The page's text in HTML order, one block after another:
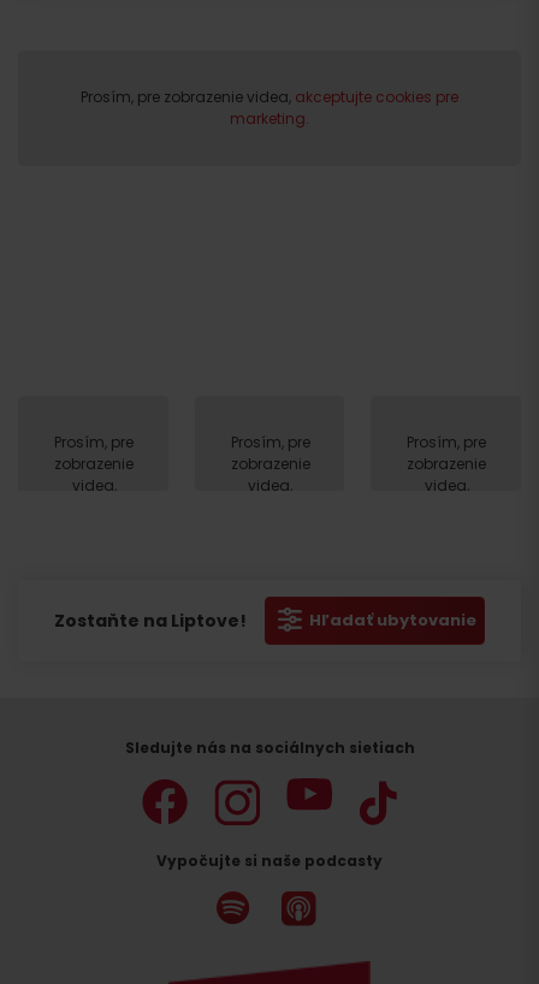
Prosím, pre zobrazenie videa, akceptujte cookies pre
marketing.
Prosím, pre
zobrazenie
videa,
Prosím, pre
zobrazenie
videa,
Prosím, pre
zobrazenie
videa,
Zostaňte na Liptove! Hľadať ubytovanie
Sledujte nás na sociálnych sietiach
Vypočujte si naše podcasty